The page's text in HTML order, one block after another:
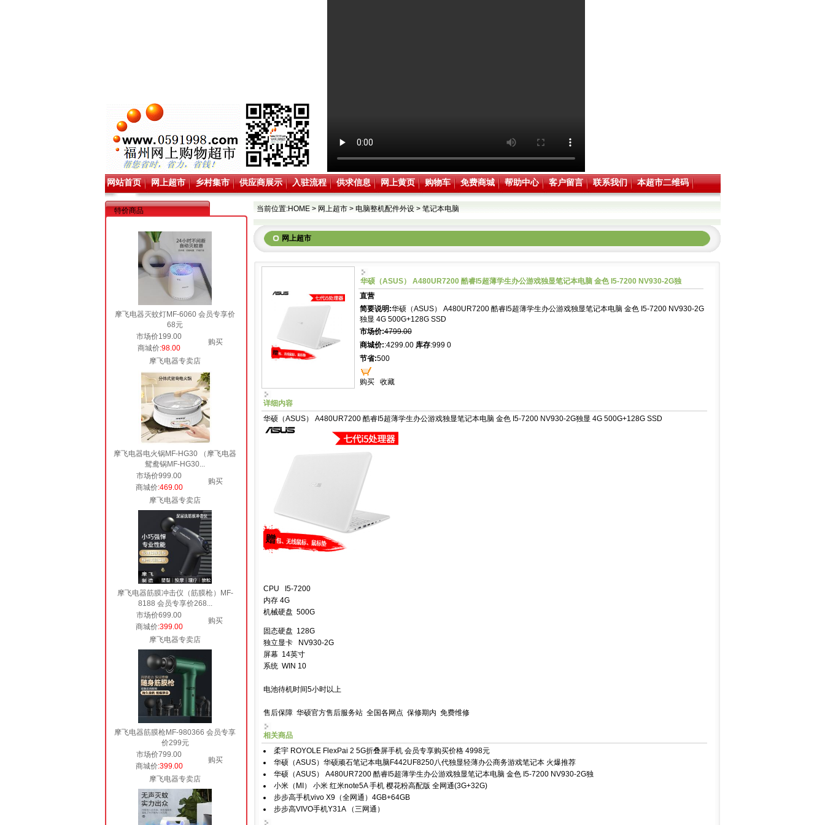
网站首页 网上超市 乡村集市 供应商展示 入驻流程 供求信息 网上黄页 购物车 免费商城 帮助中心 客户留言 联系我们 本超市二维码
特价商品
摩飞电器灭蚊灯MF-6060 会员专享价
68元
市场价199.00
购买
商城价:98.00
摩飞电器专卖店
摩飞电器电火锅MF-HG30 （摩飞电器
鸳鸯锅MF-HG30...
市场价999.00
购买
商城价:469.00
摩飞电器专卖店
摩飞电器筋膜冲击仪（筋膜枪）MF-
8188 会员专享价268...
市场价699.00
购买
商城价:399.00
摩飞电器专卖店
摩飞电器筋膜枪MF-980366 会员专享
价299元
市场价799.00
购买
商城价:399.00
摩飞电器专卖店
当前位置:HOME> 网上超市> 电脑整机配件外设> 笔记本电脑
网上超市
华硕（ASUS） A480UR7200 酷睿I5超薄学生办公游戏独显笔记本电脑 金色 I5-7200 NV930-2G独
直营
简要说明:华硕（ASUS） A480UR7200 酷睿I5超薄学生办公游戏独显笔记本电脑 金色 I5-7200 NV930-2G
独显 4G 500G+128G SSD
市场价:4799.00
商城价::4299.00 库存:999 0
节省:500
购买 收藏
详细内容
华硕（ASUS） A480UR7200 酷睿I5超薄学生办公游戏独显笔记本电脑 金色 I5-7200 NV930-2G独显 4G 500G+128G SSD
CPU I5-7200
内存 4G
机械硬盘 500G
固态硬盘 128G
独立显卡 NV930-2G
屏幕 14英寸
系统 WIN 10
电池待机时间5小时以上
售后保障 华硕官方售后服务站 全国各网点 保修期内 免费维修
相关商品
柔宇 ROYOLE FlexPai 2 5G折叠屏手机 会员专享购买价格 4998元
华硕（ASUS）华硕顽石笔记本电脑F442UF8250八代独显轻薄办公商务游戏笔记本 火爆推荐
华硕（ASUS） A480UR7200 酷睿I5超薄学生办公游戏独显笔记本电脑 金色 I5-7200 NV930-2G独
小米（MI） 小米 红米note5A 手机 樱花粉高配版 全网通(3G+32G)
步步高手机vivo X9（全网通）4GB+64GB
步步高VIVO手机Y31A （三网通）